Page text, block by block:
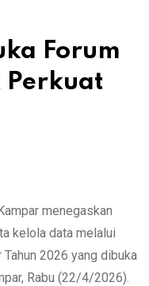
Forum
Perkuat
menegaskan
kelola data melalui
2026 yang dibuka
Rabu (22/4/2026).